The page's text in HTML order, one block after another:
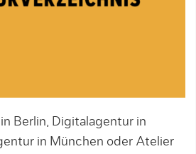
Berlin, Digitalagentur in
in München oder Atelier